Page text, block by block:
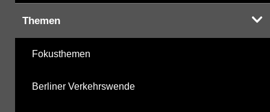
Themen
Fokusthemen
Berliner Verkehrswende